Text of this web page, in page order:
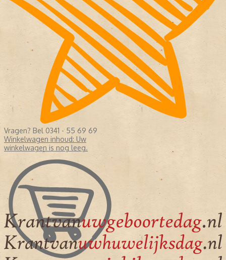
Vragen? Bel 0341 - 55 69 69
Winkelwagen inhoud: Uw
winkelwagen is nog leeg.